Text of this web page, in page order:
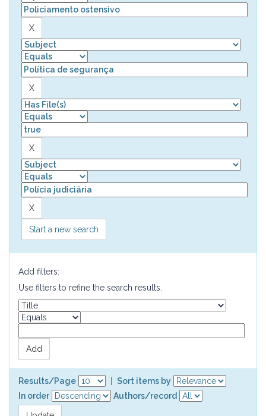
Start a new search
Add filters:
Use filters to refine the search results.
Results/Page
Sort items by
In order
Authors/record